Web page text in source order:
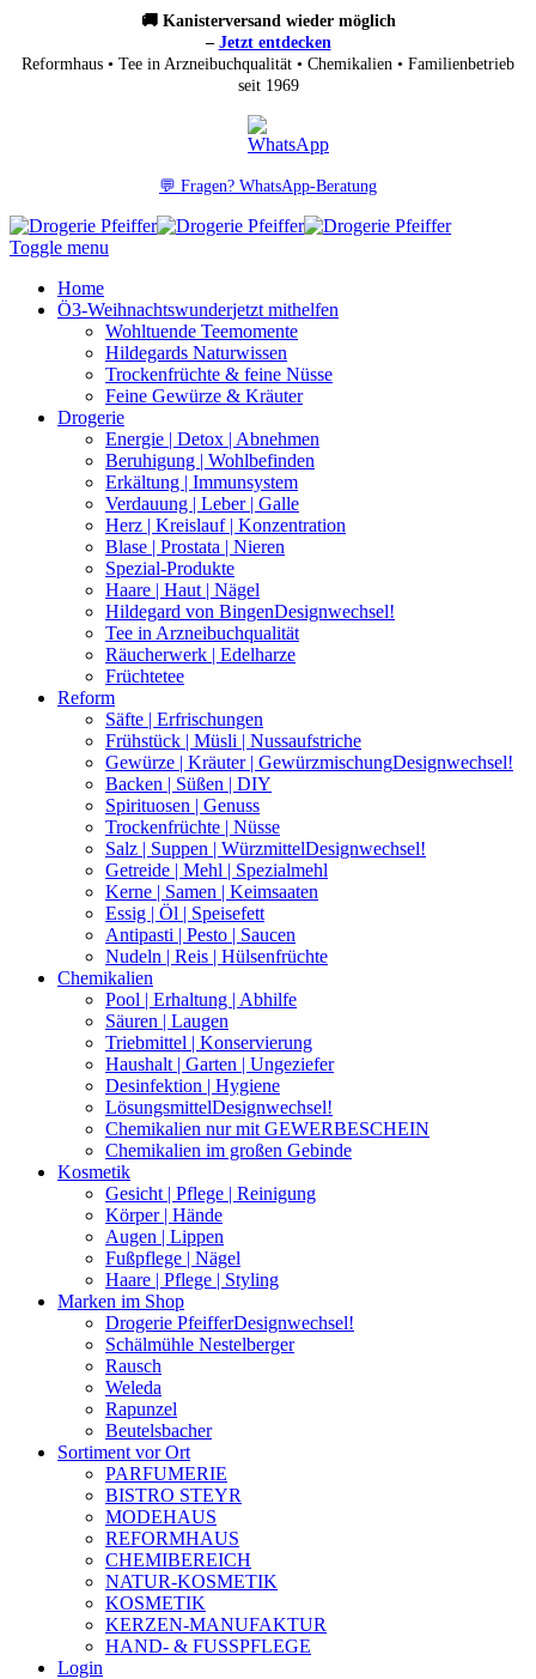
🚚 Kanisterversand wieder möglich
– Jetzt entdecken
Reformhaus • Tee in Arzneibuchqualität • Chemikalien • Familienbetrieb
seit 1969
💬 Fragen? WhatsApp-Beratung
Toggle menu
Home
Ö3-Weihnachtswunderjetzt mithelfen
Wohltuende Teemomente
Hildegards Naturwissen
Trockenfrüchte & feine Nüsse
Feine Gewürze & Kräuter
Drogerie
Energie | Detox | Abnehmen
Beruhigung | Wohlbefinden
Erkältung | Immunsystem
Verdauung | Leber | Galle
Herz | Kreislauf | Konzentration
Blase | Prostata | Nieren
Spezial-Produkte
Haare | Haut | Nägel
Hildegard von BingenDesignwechsel!
Tee in Arzneibuchqualität
Räucherwerk | Edelharze
Früchtetee
Reform
Säfte | Erfrischungen
Frühstück | Müsli | Nussaufstriche
Gewürze | Kräuter | GewürzmischungDesignwechsel!
Backen | Süßen | DIY
Spirituosen | Genuss
Trockenfrüchte | Nüsse
Salz | Suppen | WürzmittelDesignwechsel!
Getreide | Mehl | Spezialmehl
Kerne | Samen | Keimsaaten
Essig | Öl | Speisefett
Antipasti | Pesto | Saucen
Nudeln | Reis | Hülsenfrüchte
Chemikalien
Pool | Erhaltung | Abhilfe
Säuren | Laugen
Triebmittel | Konservierung
Haushalt | Garten | Ungeziefer
Desinfektion | Hygiene
LösungsmittelDesignwechsel!
Chemikalien nur mit GEWERBESCHEIN
Chemikalien im großen Gebinde
Kosmetik
Gesicht | Pflege | Reinigung
Körper | Hände
Augen | Lippen
Fußpflege | Nägel
Haare | Pflege | Styling
Marken im Shop
Drogerie PfeifferDesignwechsel!
Schälmühle Nestelberger
Rausch
Weleda
Rapunzel
Beutelsbacher
Sortiment vor Ort
PARFUMERIE
BISTRO STEYR
MODEHAUS
REFORMHAUS
CHEMIBEREICH
NATUR-KOSMETIK
KOSMETIK
KERZEN-MANUFAKTUR
HAND- & FUSSPFLEGE
Login